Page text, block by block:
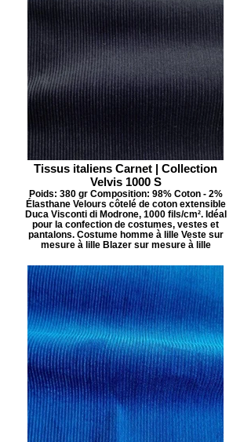
Tissus italiens Carnet | Collection
Velvis 1000 S
Poids: 380 gr Composition: 98% Coton - 2%
Élasthane Velours côtelé de coton extensible
Duca Visconti di Modrone, 1000 fils/cm². Idéal
pour la confection de costumes, vestes et
pantalons. Costume homme à lille Veste sur
mesure à lille Blazer sur mesure à lille